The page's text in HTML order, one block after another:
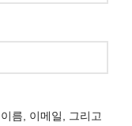
름, 이메일, 그리고